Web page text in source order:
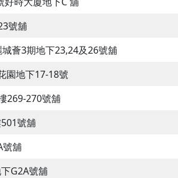
號舖
薈3期地下23,24及26號舖
園地下17-18號
269-270號舖
號舖
號舖
G2A號舖